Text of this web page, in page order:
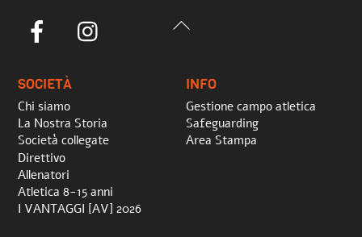
Back
Facebook
SOCIETÀ
Chi siamo
La Nostra Storia
Società collegate
Direttivo
Allenatori
Atletica 8-15 anni
I VANTAGGI [AV] 2026
INFO
Gestione campo atletica
Safeguarding
Area Stampa